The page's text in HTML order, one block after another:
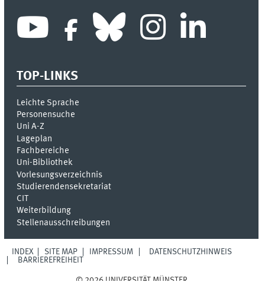
TOP-LINKS
Leichte Sprache
Personensuche
Uni A-Z
Lageplan
Fachbereiche
Uni-Bi­bli­o­thek
Vor­le­sungs­ver­zeich­nis
Stu­die­ren­den­se­kre­ta­ri­at
CIT
Weiterbildung
Stellenausschreibungen
INDEX SITE MAP IMPRESSUM
DATENSCHUTZHINWEIS
BARRIEREFREIHEIT
© 2026 UNIVERSITÄT MÜNSTER